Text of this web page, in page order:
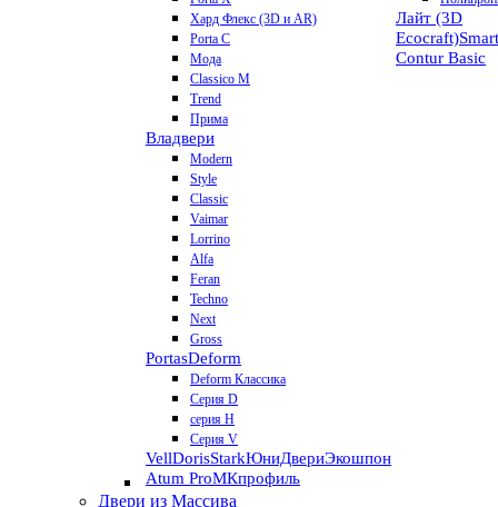
Хард Флекс (3D и AR)
Porta C
Мода
Classico M
Trend
Прима
Владвери
Modern
Style
Classic
Vaimar
Lorrino
Alfa
Feran
Techno
Next
Gross
PortasDeform
Deform Классика
Серия D
серия H
Серия V
VellDorisStarkЮниДвериЭкошпон
Atum ProМКпрофиль
Лайт (3D
Ecocraft)Smart
Contur Basic
Двери из Массива